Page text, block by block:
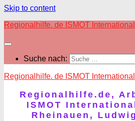
Skip to content
Regionalhilfe. de ISMOT
Suche nach:
Regionalhilfe. de ISMOT
Regionalhilfe.de,
ISMOT
Rheinauen,